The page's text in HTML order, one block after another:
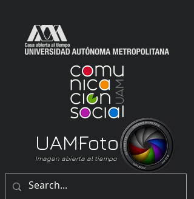
Imagen abierta al tiempo
UAMFoto